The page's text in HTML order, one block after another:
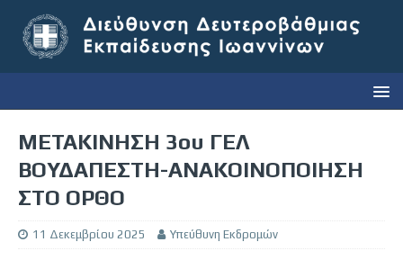
ΜΕΤΑΚΙΝΗΣΗ 3ου ΓΕΛ
ΒΟΥΔΑΠΕΣΤΗ-ΑΝΑΚΟΙΝΟΠΟΙΗΣΗ
ΣΤΟ ΟΡΘΟ
11 Δεκεμβρίου 2025 Υπεύθυνη Εκδρομών